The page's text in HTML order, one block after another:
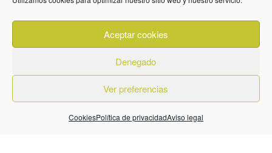
Aceptar cookies
Denegado
Ver preferencias
CookiesPolítica de privacidadAviso legal
636 01 61 85
Fuente Palmera
info @ fuentepalmerainformacion.es
Privacidad Aviso legal
Cookies
Quiénes Somos
Contacto